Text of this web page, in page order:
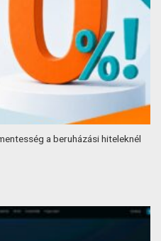
a beruházási hiteleknél